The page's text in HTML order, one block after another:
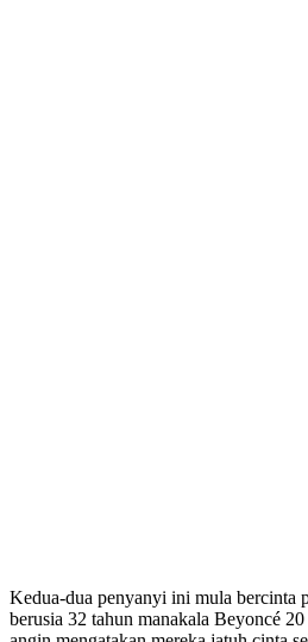
Kedua-dua penyanyi ini mula bercinta
berusia 32 tahun manakala Beyoncé